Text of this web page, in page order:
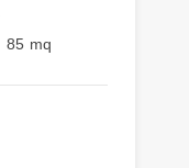
85 mq